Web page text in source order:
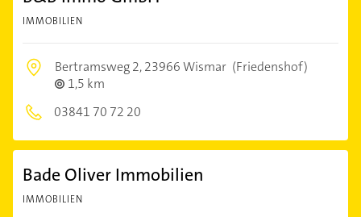
IMMOBILIEN
Bertramsweg 2,23966 Wismar (Friedenshof)
1,5 km
03841 70 72 20
Bade Oliver Immobilien
IMMOBILIEN